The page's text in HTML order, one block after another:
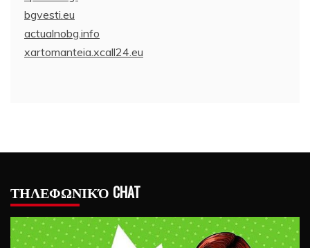
bgvesti.eu
actualnobg.info
xartomanteia.xcall24.eu
ΤΗΛΕΦΩΝΙΚΌ CHAT